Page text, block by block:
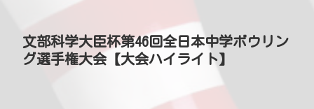
文部科学大臣杯第46回全日本中学ボウリン
グ選手権大会【大会ハイライト】